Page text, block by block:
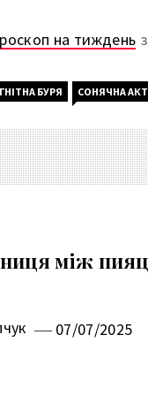
на тиждень
БУРЯ СОНЯЧНА
між
07/07/2025